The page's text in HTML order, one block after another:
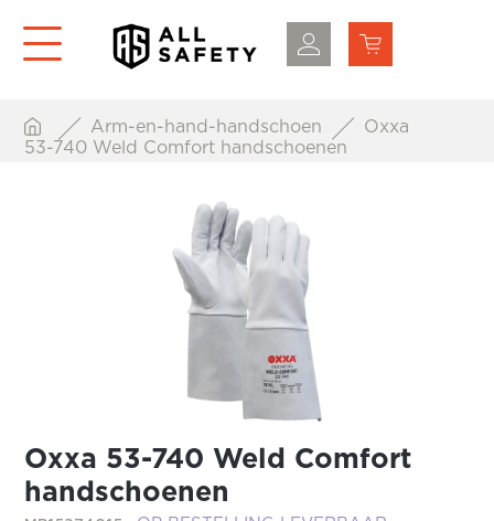
Arm-en-hand-handschoen
Oxxa
53-740 Weld Comfort handschoenen
Oxxa 53-740 Weld Comfort
handschoenen